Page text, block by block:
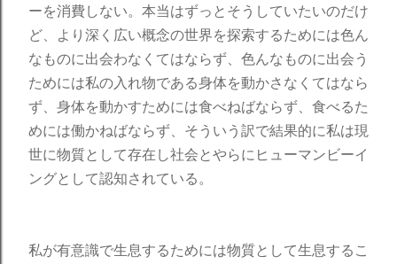
ーを消費しない。本当はずっとそうしていたいのだけ
ど、より深く広い概念の世界を探索するためには色ん
なものに出会わなくてはならず、色んなものに出会う
ためには私の入れ物である身体を動かさなくてはなら
ず、身体を動かすためには食べねばならず、食べるた
めには働かねばならず、そういう訳で結果的に私は現
世に物質として存在し社会とやらにヒューマンビーイ
ングとして認知されている。
私が有意識で生息するためには物質として生息するこ